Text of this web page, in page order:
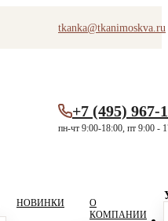
tkanka@tkanimoskva.ru
+7 (495) 967-
пн-чт 9:00-18:00, пт 9:00 -
НОВИНКИ
О
КОМПАНИИ